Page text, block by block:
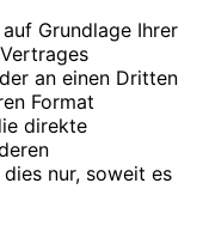
Grundlage Ihrer
an einen Dritten
Format
direkte
nur, soweit es